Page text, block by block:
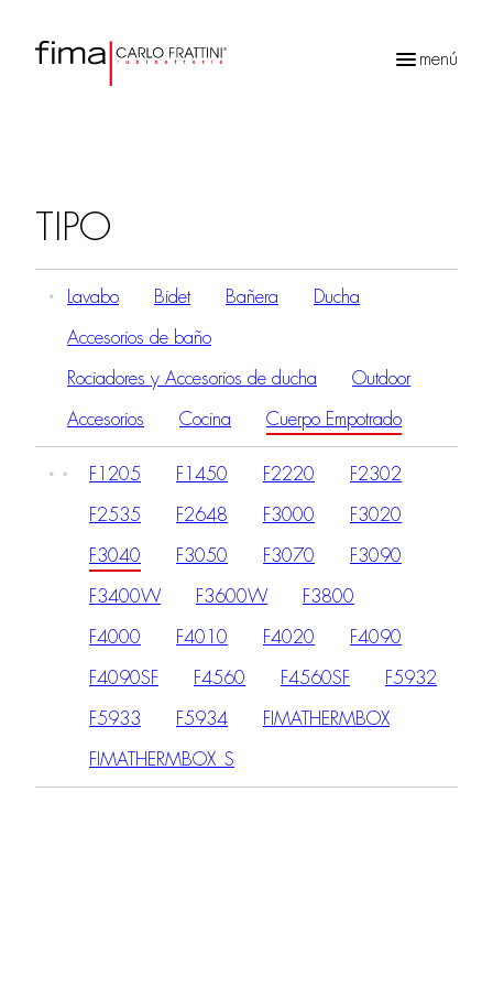
menú
TIPO
Lavabo Bidet Bañera Ducha
Accesorios de baño
Rociadores y Accesorios de ducha Outdoor
Accesorios Cocina Cuerpo Empotrado
F1205 F1450 F2220 F2302
F2535 F2648 F3000 F3020
F3040 F3050 F3070 F3090
F3400W F3600W F3800
F4000 F4010 F4020 F4090
F4090SF F4560 F4560SF F5932
F5933 F5934 FIMATHERMBOX
FIMATHERMBOX_S